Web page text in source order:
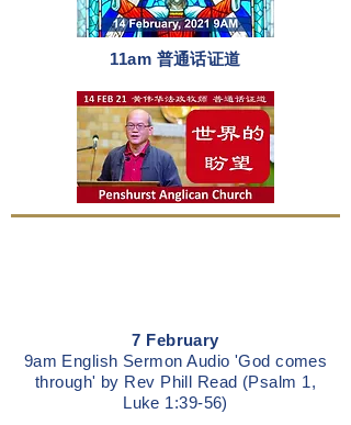
11am 普通话证道
7 February
9am English Sermon Audio 'God comes
through' by Rev Phill Read (Psalm 1,
Luke 1:39-56)